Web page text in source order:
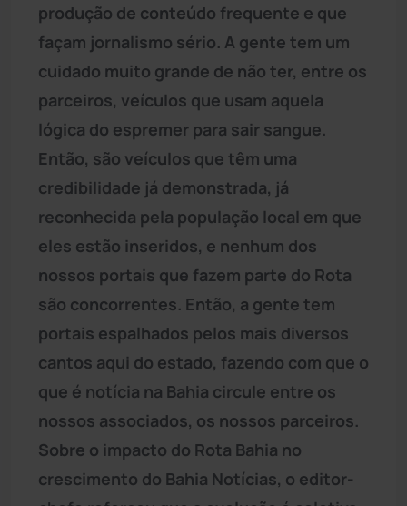
produção de conteúdo frequente e que
façam jornalismo sério. A gente tem um
cuidado muito grande de não ter, entre os
parceiros, veículos que usam aquela
lógica do espremer para sair sangue.
Então, são veículos que têm uma
credibilidade já demonstrada, já
reconhecida pela população local em que
eles estão inseridos, e nenhum dos
nossos portais que fazem parte do Rota
são concorrentes. Então, a gente tem
portais espalhados pelos mais diversos
cantos aqui do estado, fazendo com que o
que é notícia na Bahia circule entre os
nossos associados, os nossos parceiros.
Sobre o impacto do Rota Bahia no
crescimento do Bahia Notícias, o editor-